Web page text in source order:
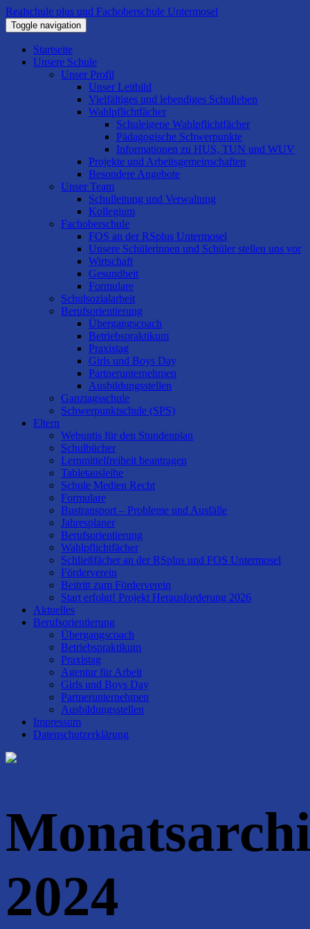
Realschule plus und Fachoberschule Untermosel
Toggle navigation
Startseite
Unsere Schule
Unser Profil
Unser Leitbild
Vielfältiges und lebendiges Schulleben
Wahlpflichtfächer
Schuleigene Wahlpflichtfächer
Pädagogische Schwerpunkte
Informationen zu HUS, TUN und WUV
Projekte und Arbeitsgemeinschaften
Besondere Angebote
Unser Team
Schulleitung und Verwaltung
Kollegium
Fachoberschule
FOS an der RSplus Untermosel
Unsere Schülerinnen und Schüler stellen uns vor
Wirtschaft
Gesundheit
Formulare
Schulsozialarbeit
Berufsorientierung
Übergangscoach
Betriebspraktikum
Praxistag
Girls und Boys Day
Partnerunternehmen
Ausbildungsstellen
Ganztagsschule
Schwerpunktschule (SPS)
Eltern
Webuntis für den Stundenplan
Schulbücher
Lernmittelfreiheit beantragen
Tabletausleihe
Schule Medien Recht
Formulare
Bustransport – Probleme und Ausfälle
Jahresplaner
Berufsorientierung
Wahlpflichtfächer
Schließfächer an der RSplus und FOS Untermosel
Förderverein
Beitritt zum Förderverein
Start erfolgt! Projekt Herausforderung 2026
Aktuelles
Berufsorientierung
Übergangscoach
Betriebspraktikum
Praxistag
Agentur für Arbeit
Girls und Boys Day
Partnerunternehmen
Ausbildungsstellen
Impressum
Datenschutzerklärung
2024